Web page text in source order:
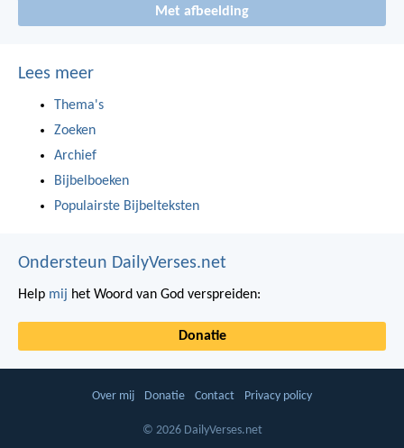
Met afbeelding
Lees meer
Thema's
Zoeken
Archief
Bijbelboeken
Populairste Bijbelteksten
Ondersteun DailyVerses.net
Help mij het Woord van God verspreiden:
Donatie
Over mij Donatie Contact Privacy policy
© 2026 DailyVerses.net